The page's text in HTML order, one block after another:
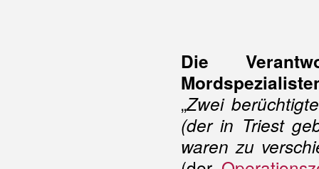
Die
„Zwei
(der in Triest
waren zu